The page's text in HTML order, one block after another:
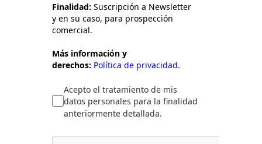
Finalidad: Suscripción a Newsletter
y en su caso, para prospección
comercial.
Más información y
derechos: Política de privacidad.
Acepto el tratamiento de mis
datos personales para la finalidad
anteriormente detallada.